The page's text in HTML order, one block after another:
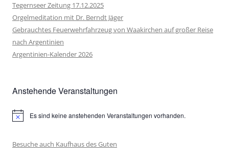
Tegernseer Zeitung 17.12.2025
Orgelmeditation mit Dr. Berndt Jäger
Gebrauchtes Feuerwehrfahrzeug von Waakirchen auf großer Reise
nach Argentinien
Argentinien-Kalender 2026
Anstehende Veranstaltungen
HinweisEs sind keine anstehenden Veranstaltungen vorhanden.
Besuche auch Kaufhaus des Guten